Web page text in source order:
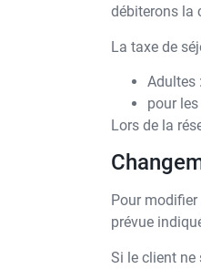
débiterons la
La taxe de
Adultes
pour
Lors de la
Pour
prévue
Si le client ne